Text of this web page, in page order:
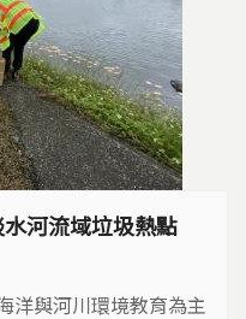
河流域垃圾熱點
洋與河川環境教育為主